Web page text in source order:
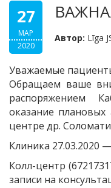
27
МАР
2020
Автор: Līga
Уважаемые
Обращаем ваше
распоряжением
оказание плановых
центре др.
Клиника 27.03.2020
Колл-центр
записи на